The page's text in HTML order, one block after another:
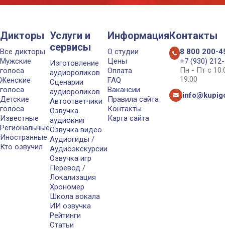
Дикторы
Все дикторы
Мужские
голоса
Женские
голоса
Детские
голоса
Известные
Региональные
Иностранные
Кто озвучил
Услуги и
сервисы
Изготовление
аудиороликов
Сценарии
аудиороликов
Автоответчики
Озвучка
аудиокниг
Озвучка видео
Аудиогиды /
Аудиоэкскурсии
Озвучка игр
Перевод /
Локализация
Хрономер
Школа вокала
ИИ озвучка
Рейтинги
Статьи
Информация
О студии
Цены
Оплата
FAQ
Вакансии
Правила сайта
Контакты
Карта сайта
Контакты
8 800 200-
+7 (930)
Пн - Пт с
19:00